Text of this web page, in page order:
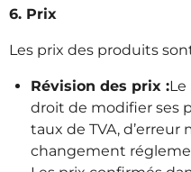
6. Prix
Les prix des produits
Révision des prix :Le
droit de modifier ses
taux de TVA,
changement